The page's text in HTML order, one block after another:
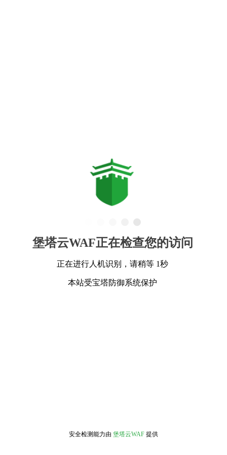
堡塔云WAF正在检查您的访问
正在进行人机识别，请稍等 1秒
本站受宝塔防御系统保护
安全检测能力由 堡塔云WAF 提供